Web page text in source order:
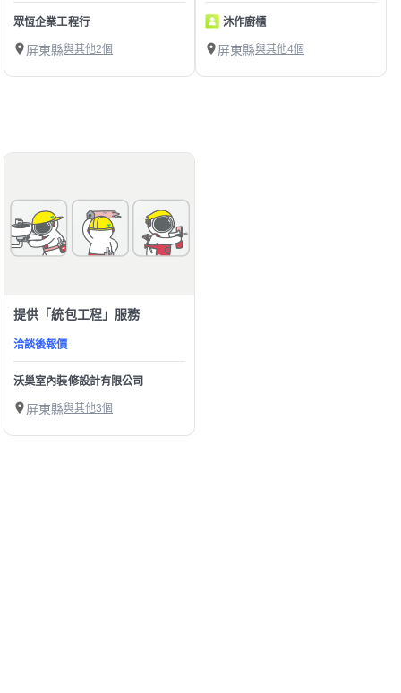
眾恆企業工程行
屏東縣與其他2個
沐作廚櫃
屏東縣與其他4個
提供「統包工程」服務
洽談後報價
沃巢室內裝修設計有限公司
屏東縣與其他3個